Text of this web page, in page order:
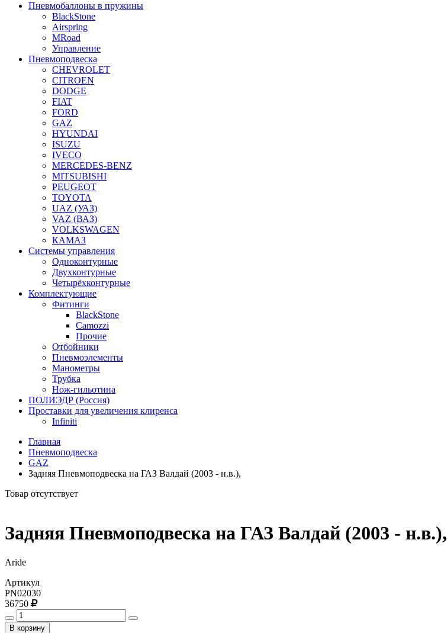
Пневмобаллоны в пружины
BlackStone
Airspring
MRoad
Управление
Пневмоподвеска
CHEVROLET
CITROEN
DODGE
FIAT
FORD
GAZ
HYUNDAI
ISUZU
IVECO
MERCEDES-BENZ
MITSUBISHI
PEUGEOT
TOYOTA
UAZ (УАЗ)
VAZ (ВАЗ)
VOLKSWAGEN
КАМАЗ
Системы управления
Одноконтурные
Двухконтурные
Четырёхконтурные
Комплектующие
Фитинги
BlackStone
Camozzi
Прочие
Отбойники
Пневмоэлементы
Манометры
Трубка
Нож-гильотина
ПОЛИЭДР (Россия)
Проставки для увеличения клиренса
Infiniti
Главная
Пневмоподвеска
GAZ
Задняя Пневмоподвеска на ГАЗ Валдай (2003 - н.в.),
Товар отсутствует
Задняя Пневмоподвеска на ГАЗ Валдай (2003 - н.в.),
Aride
Артикул
PN02030
36750
В корзину